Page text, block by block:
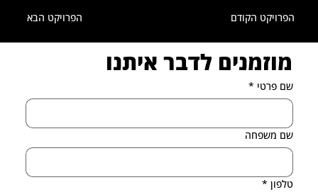
הפרויקט הבא הפרויקט הקודם
מוזמנים לדבר איתנו
שם פרטי *
שם משפחה
טלפון *